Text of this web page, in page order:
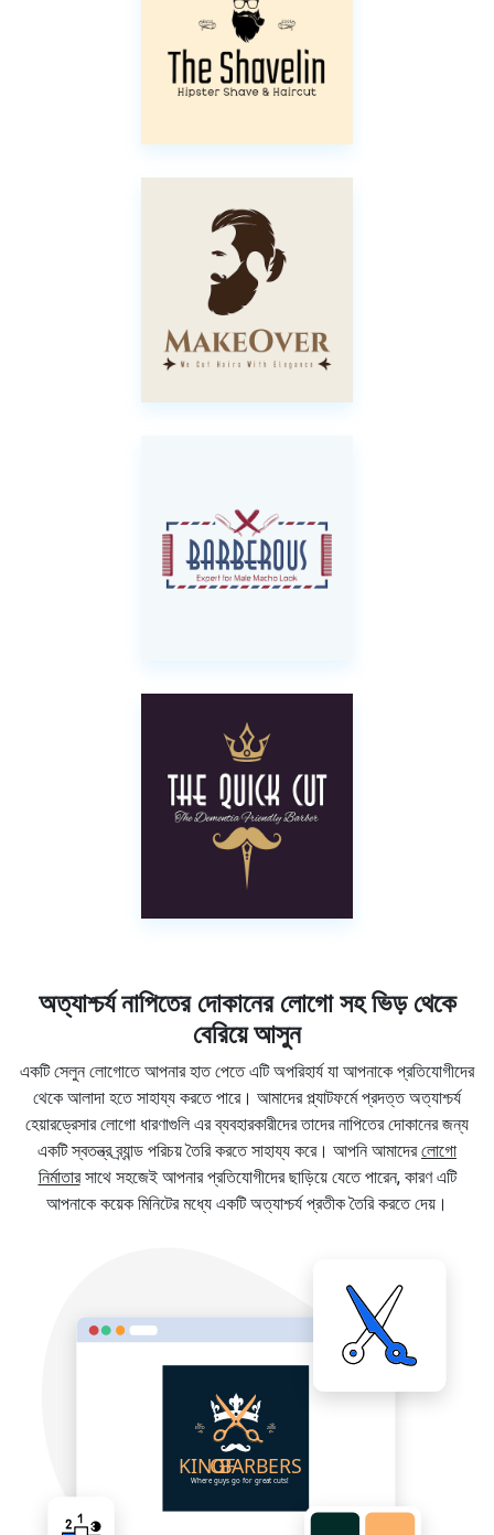
অত্যাশ্চর্য নাপিতের দোকানের লোগো সহ ভিড় থেকে
বেরিয়ে আসুন
একটি সেলুন লোগোতে আপনার হাত পেতে এটি অপরিহার্য যা আপনাকে প্রতিযোগীদের
থেকে আলাদা হতে সাহায্য করতে পারে। আমাদের প্ল্যাটফর্মে প্রদত্ত অত্যাশ্চর্য
হেয়ারড্রেসার লোগো ধারণাগুলি এর ব্যবহারকারীদের তাদের নাপিতের দোকানের জন্য
একটি স্বতন্ত্র ব্র্যান্ড পরিচয় তৈরি করতে সাহায্য করে। আপনি আমাদেরলোগো
নির্মাতারসাথে সহজেই আপনার প্রতিযোগীদের ছাড়িয়ে যেতে পারেন, কারণ এটি
আপনাকে কয়েক মিনিটের মধ্যে একটি অত্যাশ্চর্য প্রতীক তৈরি করতে দেয়।